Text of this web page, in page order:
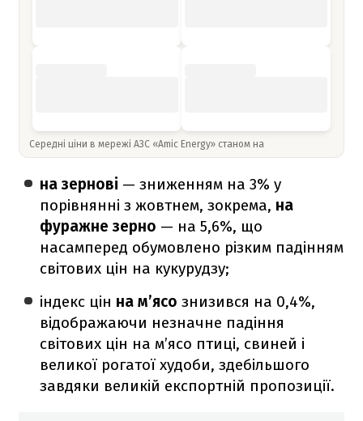
Середні ціни в мережі АЗС «Amic Energy» станом на
на зернові — зниженням на 3% у
порівнянні з жовтнем, зокрема, на
фуражне зерно — на 5,6%, що
насамперед обумовлено різким падінням
світових цін на кукурудзу;
індекс цін на м’ясо знизився на 0,4%,
відображаючи незначне падіння
світових цін на м’ясо птиці, свиней і
великої рогатої худоби, здебільшого
завдяки великій експортній пропозиції.